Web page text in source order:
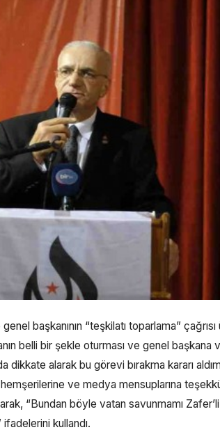
başkanının “teşkilatı toparlama”
belli bir şekle oturması ve genel
alarak bu görevi bırakma kararı
ve medya mensuplarına
“Bundan böyle vatan savunmamı
kullandı.